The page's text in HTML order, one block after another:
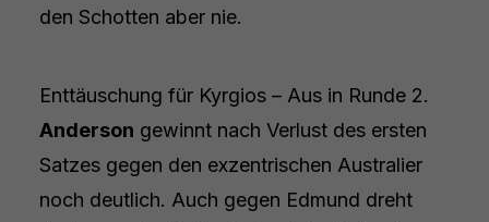
den Schotten aber nie.
Enttäuschung für Kyrgios – Aus in Runde 2.
Anderson gewinnt nach Verlust des ersten
Satzes gegen den exzentrischen Australier
noch deutlich. Auch gegen Edmund dreht